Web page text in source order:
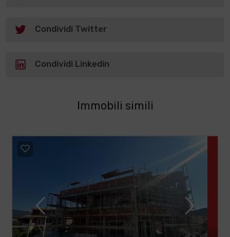
Condividi Twitter
Condividi Linkedin
Immobili simili